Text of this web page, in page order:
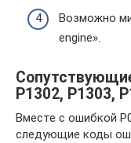
Возможно
engine».
Р1302, Р1303,
Вместе с ошибкой
следующие коды